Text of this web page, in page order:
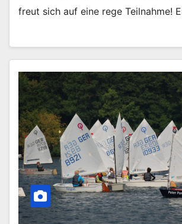
freut sich auf eine rege Teilnahme!